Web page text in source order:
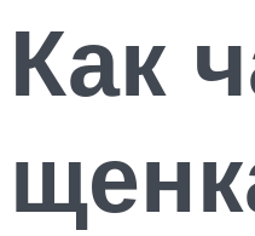
Как